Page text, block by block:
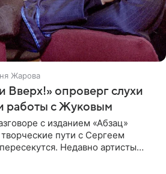
Жарова
Вверх!» опроверг слухи
работы с Жуковым
с изданием «Абзац»
пути с Сергеем
Недавно артисты